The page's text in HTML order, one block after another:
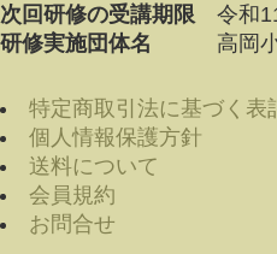
次回研修の受講期限
令和
研修実施団体名
高岡
特定商取引法に基づく表
個人情報保護方針
送料について
会員規約
お問合せ